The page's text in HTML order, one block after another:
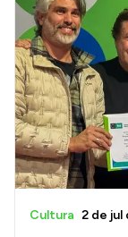
Cultura 2 de jul